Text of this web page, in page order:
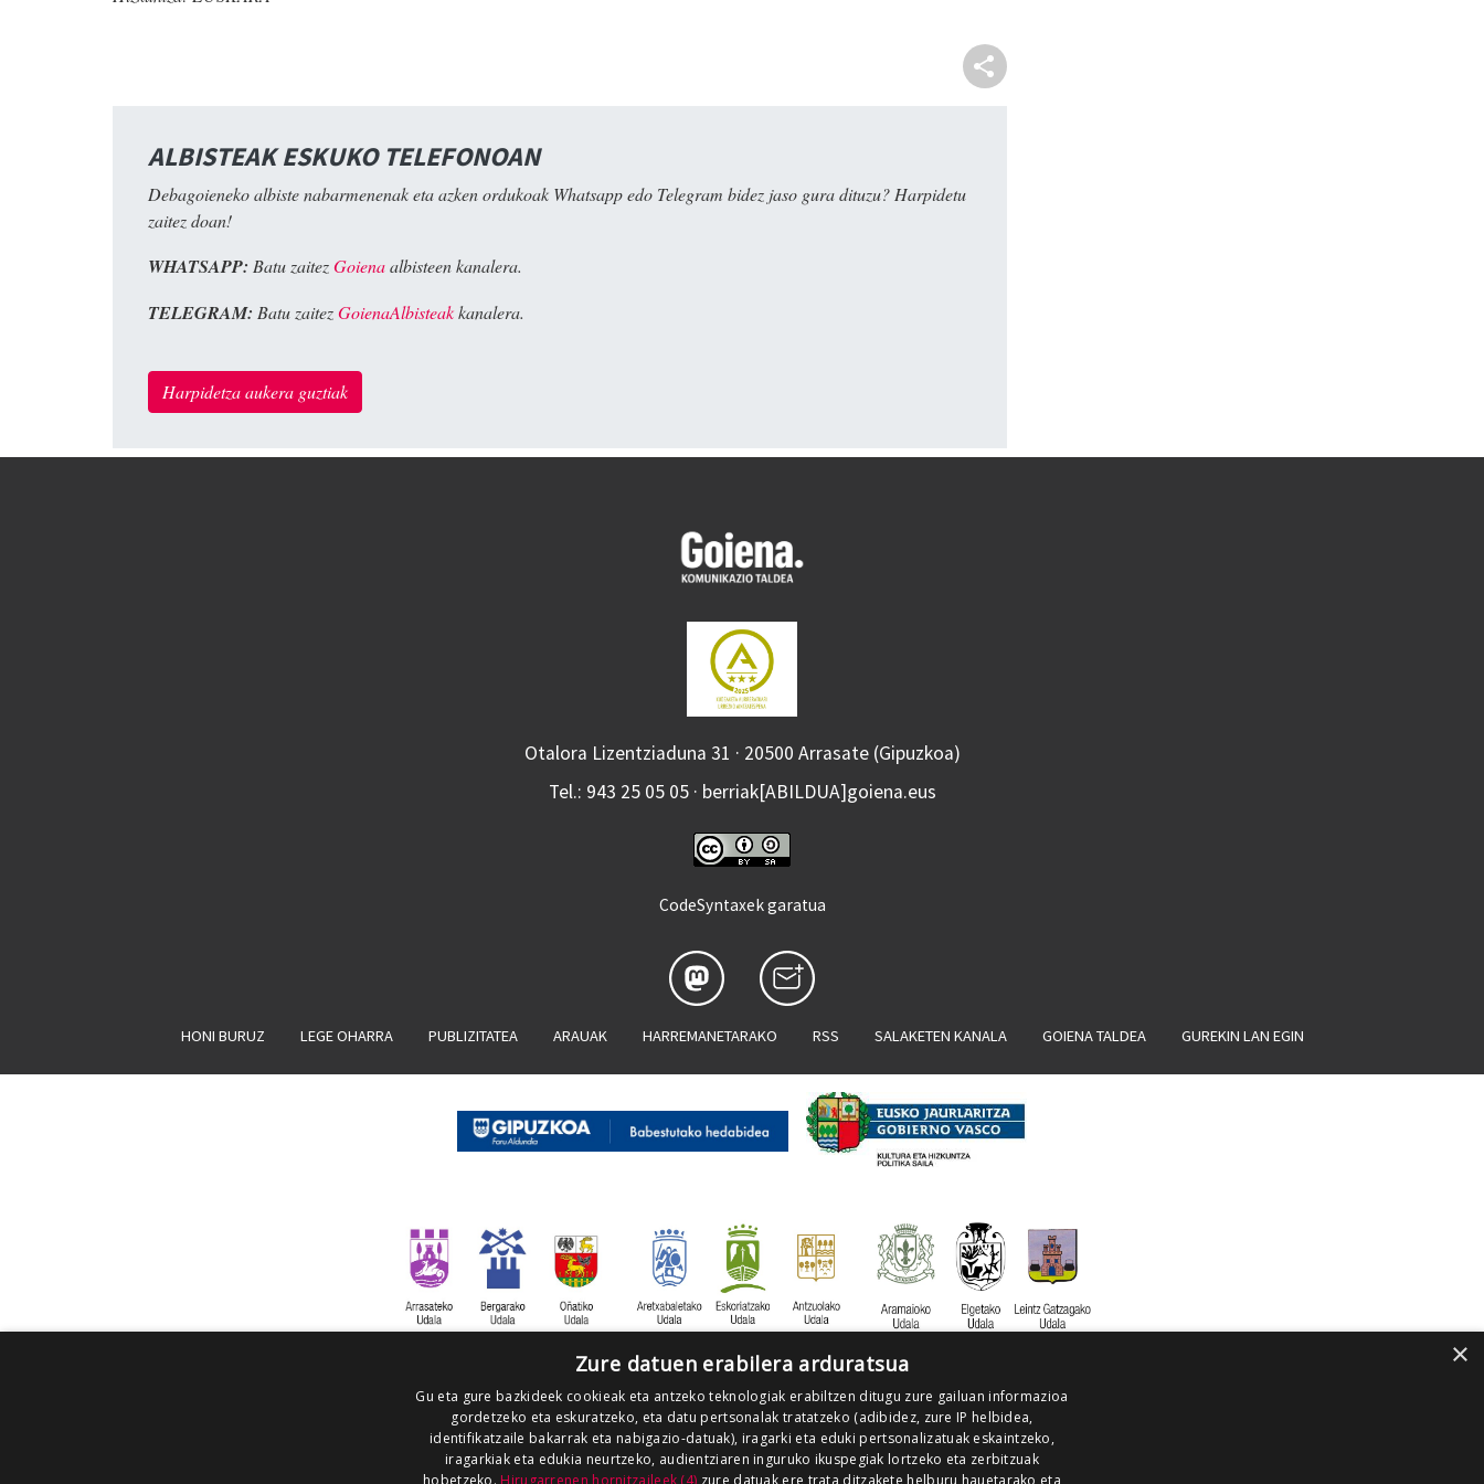
ALBISTEAK ESKUKO TELEFONOAN
Debagoieneko albiste nabarmenenak eta azken ordukoak Whatsapp edo Telegram bidez jaso gura dituzu? Harpidetu
zaitez doan!
WHATSAPP: Batu zaitezGoienaalbisteen kanalera.
TELEGRAM: Batu zaitezGoienaAlbisteakkanalera.
Harpidetza aukera guztiak
Otalora Lizentziaduna 31 · 20500 Arrasate (Gipuzkoa)
Tel.: 943 25 05 05 · berriak[ABILDUA]goiena.eus
CodeSyntaxek garatua
HONI BURUZ LEGE OHARRA PUBLIZITATEA ARAUAK HARREMANETARAKO RSS SALAKETEN KANALA GOIENA TALDEA GUREKIN LAN EGIN
×
Zure datuen erabilera arduratsua
Gu eta gure bazkideek cookieak eta antzeko teknologiak erabiltzen ditugu zure gailuan informazioa
gordetzeko eta eskuratzeko, eta datu pertsonalak tratatzeko (adibidez, zure IP helbidea,
identifikatzaile bakarrak eta nabigazio-datuak), iragarki eta eduki pertsonalizatuak eskaintzeko,
iragarkiak eta edukia neurtzeko, audientziaren inguruko ikuspegiak lortzeko eta zerbitzuak
hobetzeko. Hirugarrenen hornitzaileek (4) zure datuak ere trata ditzakete helburu hauetarako eta